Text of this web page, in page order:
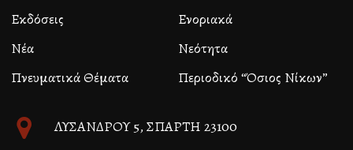
Εκδόσεις
Ενοριακά
Νέα
Νεότητα
Πνευματικά Θέματα
Περιοδικό “Όσιος Νίκων”
ΛΥΣΑΝΔΡΟΥ 5, ΣΠΑΡΤΗ 23100